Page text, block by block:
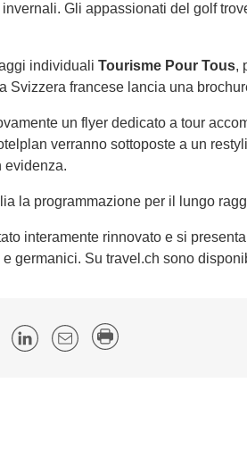
Gli appassionati del golf
individuali Tourisme Pour Tous,
Svizzera francese lancia una
un flyer dedicato a tour
verranno sottoposte a un
evidenza.
la programmazione per il lungo
interamente rinnovato e si
germanici. Su travel.ch sono